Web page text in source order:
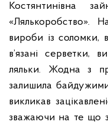
Костянтинівна
«Лялькоробство».
вироби із соломки,
в’язані серветки,
ляльки. Жодна з
залишила
викликав
зважаючи на те що